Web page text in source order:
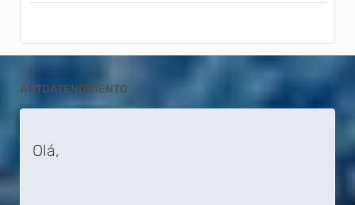
AUTOATENDIMENTO
Olá,